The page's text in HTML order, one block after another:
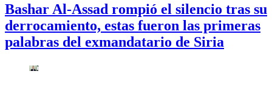
Bashar Al-Assad rompió el silencio tras su
derrocamiento, estas fueron las primeras
palabras del exmandatario de Siria